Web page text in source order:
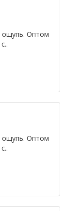
ощупь. Оптом
ощупь. Оптом